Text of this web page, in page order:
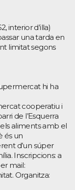
interior d’illa)
una tarda en
limitat segons
hi ha
cooperatiu i
de l’Esquerra
aliments amb el
és un
d’un súper
Inscripcions: a
mail:
Organitza: